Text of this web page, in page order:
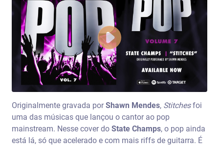
Originalmente gravada porShawn Mendes, Stitchesfoi
uma das músicas que lançou o cantor ao pop
mainstream. Nesse cover do State Champs, o pop ainda
está lá, só que acelerado e com mais riffs de guitarra. É